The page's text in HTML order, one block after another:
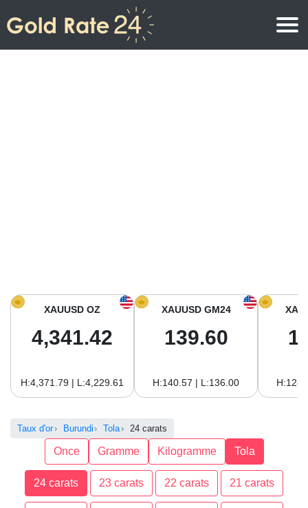
Prix de l’or aujourd’hui en Amérique du Sud
XAUUSD OZ
4,341.42
H:4,371.79 | L:4,229.61
XAUUSD GM24
139.60
H:140.57 | L:136.00
Taux d'or Burundi Tola 24 carats
Once Gramme Kilogramme Tola
24 carats 23 carats 22 carats 21 carats